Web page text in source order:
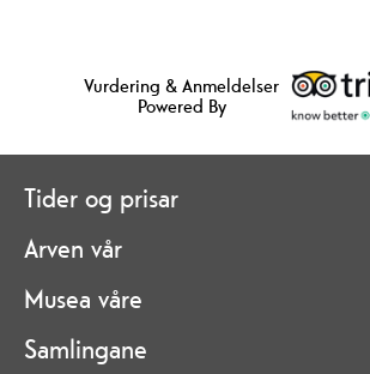
Vurdering & Anmeldelser
Powered By
Tider og prisar
Arven vår
Musea våre
Samlingane